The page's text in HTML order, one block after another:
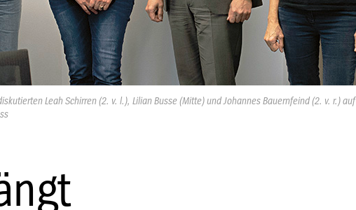
Leah Schirren (2. v. l.), Lilian Busse (Mitte) und Johannes Bauernfeind (2. v. r.) auf